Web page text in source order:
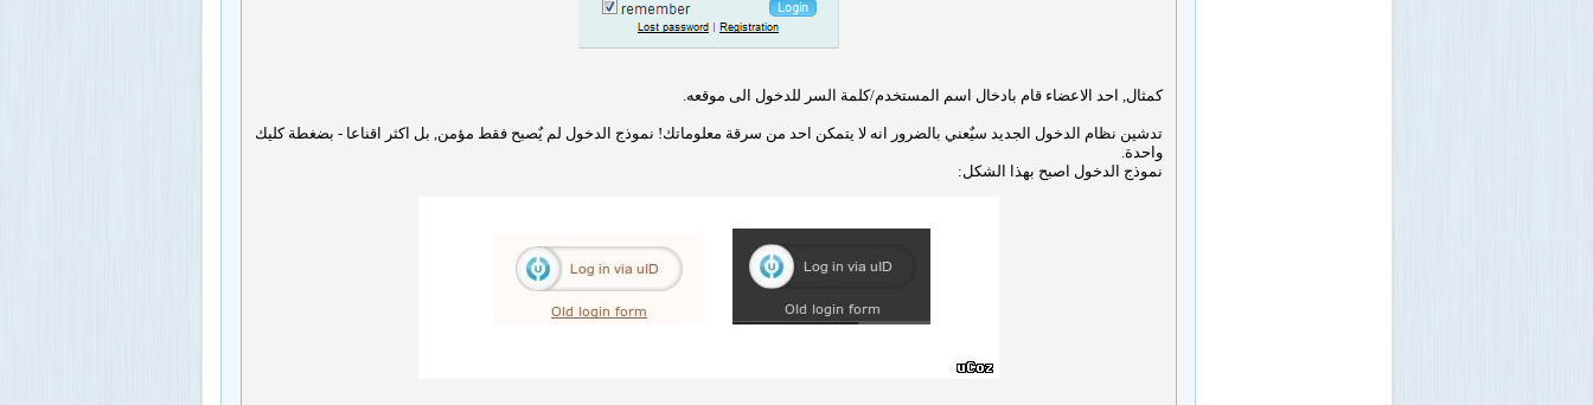
كمثال, احد الاعضاء قام بادخال اسم المستخدم/كلمة السر للدخول الى موقعه.
تدشين نظام الدخول الجديد سيٌعني بالضرور انه لا يتمكن احد من سرقة معلوماتك! نموذج الدخول لم يٌصبح فقط مؤمن, بل اكثر اقناعا - بضغطة كليك
واحدة.
نموذج الدخول اصبح بهذا الشكل: